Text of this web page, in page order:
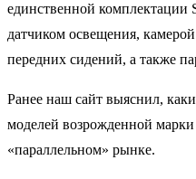
единственной комплектации
датчиком освещения,
передних сидений, а также
Ранее наш сайт выяснил,
моделей возрожденной
«параллельном» рынке.